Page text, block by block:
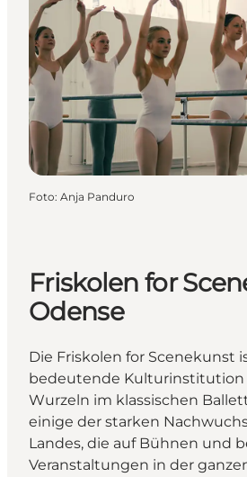
Foto: Anja Panduro
Friskolen for
Odense
Die Friskolen for Scenekunst
bedeutende Kulturinstitution
Wurzeln im klassischen
einige der starken
Landes, die auf Bühnen und
Veranstaltungen in der